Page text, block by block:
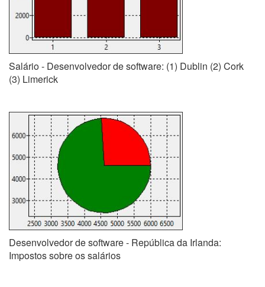
Salário - Desenvolvedor de software: (1) Dublin (2) Cork
(3) Limerick
Desenvolvedor de software - República da Irlanda:
Impostos sobre os salários